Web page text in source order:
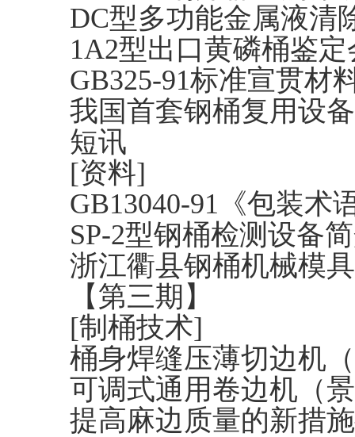
DC型多功能金属液清
1A2型出口黄磷桶鉴
GB325-91标准宣贯材
我国首套钢桶复用设
短讯
[资料]
GB13040-91《包装术
SP-2型钢桶检测设备
浙江衢县钢桶机械模
【第三期】
[制桶技术]
桶身焊缝压薄切边机
可调式通用卷边机（
提高麻边质量的新措